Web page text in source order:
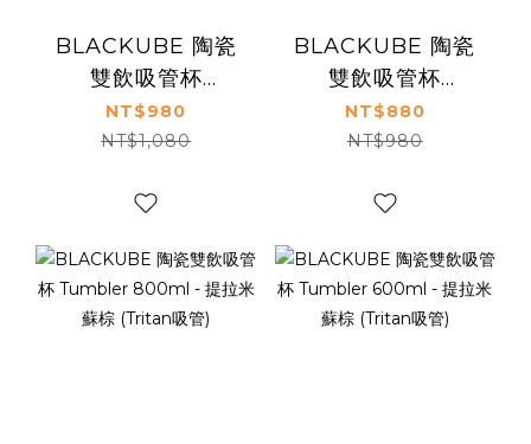
BLACKUBE 陶瓷
雙飲吸管杯
Tumbler 800ml -
豆乳白 (Tritan吸
NT$980
NT$1,080
BLACKUBE 陶瓷
雙飲吸管杯
Tumbler 600ml -
豆乳白 (Tritan吸
NT$880
NT$980